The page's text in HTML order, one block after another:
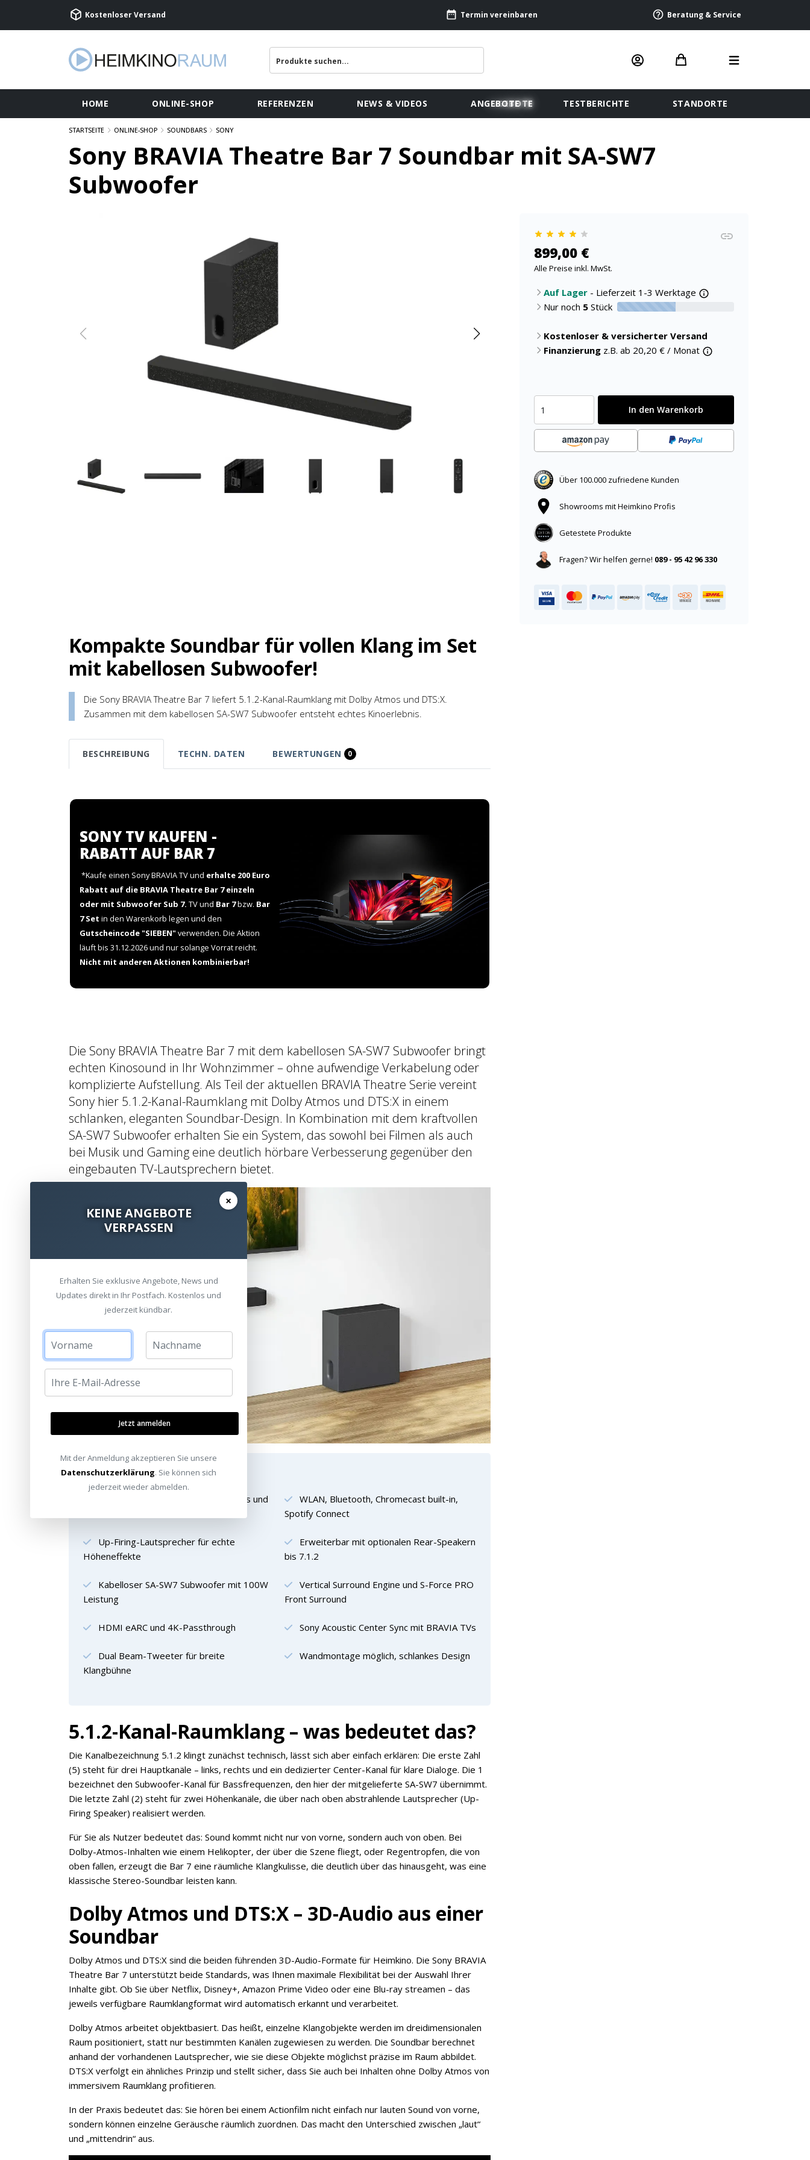
Kostenloser Versand Termin vereinbaren Beratung & Service
HOME ONLINE-SHOP REFERENZEN NEWS & VIDEOS ANGEBOTE TESTBERICHTE STANDORTE
STARTSEITE ONLINE-SHOP SOUNDBARS SONY
Sony BRAVIA Theatre Bar 7 Soundbar mit SA-SW7
Subwoofer
899,00 €
Alle Preise inkl. MwSt.
Auf Lager - Lieferzeit 1-3 Werktage
Nur noch 5 Stück 50% verfügbar
Kostenloser & versicherter Versand
Finanzierung z.B. ab 20,20 € / Monat
In den Warenkorb
Über 100.000 zufriedene Kunden
Showrooms mit Heimkino Profis
Getestete Produkte
Fragen? Wir helfen gerne! 089 - 95 42 96 330
Kompakte Soundbar für vollen Klang im Set
mit kabellosen Subwoofer!
Die Sony BRAVIA Theatre Bar 7 liefert 5.1.2-Kanal-Raumklang mit Dolby Atmos und DTS:X.
Zusammen mit dem kabellosen SA-SW7 Subwoofer entsteht echtes Kinoerlebnis.
BESCHREIBUNG TECHN. DATEN BEWERTUNGEN 0
SONY TV KAUFEN -
RABATT AUF BAR 7
*Kaufe einen Sony BRAVIA TV und erhalte 200 Euro
Rabatt auf die BRAVIA Theatre Bar 7 einzeln
oder mit Subwoofer Sub 7. TV und Bar 7bzw. Bar
7 Set in den Warenkorb legen und den
Gutscheincode "SIEBEN"verwenden. Die Aktion
läuft bis 31.12.2026 und nur solange Vorrat reicht.
Nicht mit anderen Aktionen kombinierbar!
Die Sony BRAVIA Theatre Bar 7 mit dem kabellosen SA-SW7 Subwoofer bringt
echten Kinosound in Ihr Wohnzimmer – ohne aufwendige Verkabelung oder
komplizierte Aufstellung. Als Teil der aktuellen BRAVIA Theatre Serie vereint
Sony hier 5.1.2-Kanal-Raumklang mit Dolby Atmos und DTS:X in einem
schlanken, eleganten Soundbar-Design. In Kombination mit dem kraftvollen
SA-SW7 Subwoofer erhalten Sie ein System, das sowohl bei Filmen als auch
bei Musik und Gaming eine deutlich hörbare Verbesserung gegenüber den
eingebauten TV-Lautsprechern bietet.
Features im Überblick
5.1.2-Kanal-System mit Dolby Atmos und
Up-Firing-Lautsprecher für echte
Höheneffekte
Kabelloser SA-SW7 Subwoofer mit 100W
Leistung
HDMI eARC und 4K-Passthrough
Dual Beam-Tweeter für breite
Klangbühne
WLAN, Bluetooth, Chromecast built-in,
Spotify Connect
Erweiterbar mit optionalen Rear-Speakern
bis 7.1.2
Vertical Surround Engine und S-Force PRO
Front Surround
Sony Acoustic Center Sync mit BRAVIA TVs
Wandmontage möglich, schlankes Design
5.1.2-Kanal-Raumklang – was bedeutet das?
Die Kanalbezeichnung 5.1.2 klingt zunächst technisch, lässt sich aber einfach erklären: Die erste Zahl
(5) steht für drei Hauptkanäle – links, rechts und ein dedizierter Center-Kanal für klare Dialoge. Die 1
bezeichnet den Subwoofer-Kanal für Bassfrequenzen, den hier der mitgelieferte SA-SW7 übernimmt.
Die letzte Zahl (2) steht für zwei Höhenkanäle, die über nach oben abstrahlende Lautsprecher (Up-
Firing Speaker) realisiert werden.
Für Sie als Nutzer bedeutet das: Sound kommt nicht nur von vorne, sondern auch von oben. Bei
Dolby-Atmos-Inhalten wie einem Helikopter, der über die Szene fliegt, oder Regentropfen, die von
oben fallen, erzeugt die Bar 7 eine räumliche Klangkulisse, die deutlich über das hinausgeht, was eine
klassische Stereo-Soundbar leisten kann.
Dolby Atmos und DTS:X – 3D-Audio aus einer
Soundbar
Dolby Atmos und DTS:X sind die beiden führenden 3D-Audio-Formate für Heimkino. Die Sony BRAVIA
Theatre Bar 7 unterstützt beide Standards, was Ihnen maximale Flexibilität bei der Auswahl Ihrer
Inhalte gibt. Ob Sie über Netflix, Disney+, Amazon Prime Video oder eine Blu-ray streamen – das
jeweils verfügbare Raumklangformat wird automatisch erkannt und verarbeitet.
Dolby Atmos arbeitet objektbasiert. Das heißt, einzelne Klangobjekte werden im dreidimensionalen
Raum positioniert, statt nur bestimmten Kanälen zugewiesen zu werden. Die Soundbar berechnet
anhand der vorhandenen Lautsprecher, wie sie diese Objekte möglichst präzise im Raum abbildet.
DTS:X verfolgt ein ähnliches Prinzip und stellt sicher, dass Sie auch bei Inhalten ohne Dolby Atmos von
immersivem Raumklang profitieren.
In der Praxis bedeutet das: Sie hören bei einem Actionfilm nicht einfach nur lauten Sound von vorne,
sondern können einzelne Geräusche räumlich zuordnen. Das macht den Unterschied zwischen „laut“
und „mittendrin“ aus.
×
KEINE ANGEBOTE
VERPASSEN
Erhalten Sie exklusive Angebote, News und
Updates direkt in Ihr Postfach. Kostenlos und
jederzeit kündbar.
Jetzt anmelden
Mit der Anmeldung akzeptieren Sie unsere
Datenschutzerklärung. Sie können sich
jederzeit wieder abmelden.